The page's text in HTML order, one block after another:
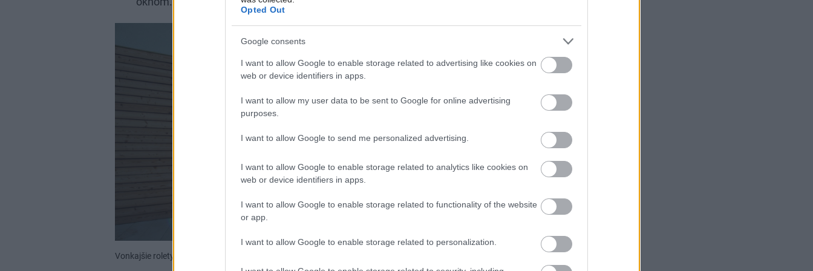
Opted Out
Google consents
I want to allow Google to enable storage related to advertising like cookies on
web or device identifiers in apps.
I want to allow my user data to be sent to Google for online advertising
purposes.
I want to allow Google to send me personalized advertising.
I want to allow Google to enable storage related to analytics like cookies on
web or device identifiers in apps.
I want to allow Google to enable storage related to functionality of the website
or app.
I want to allow Google to enable storage related to personalization.
Vonkajšie rolety majú aj bezpečnostnú funkciu.